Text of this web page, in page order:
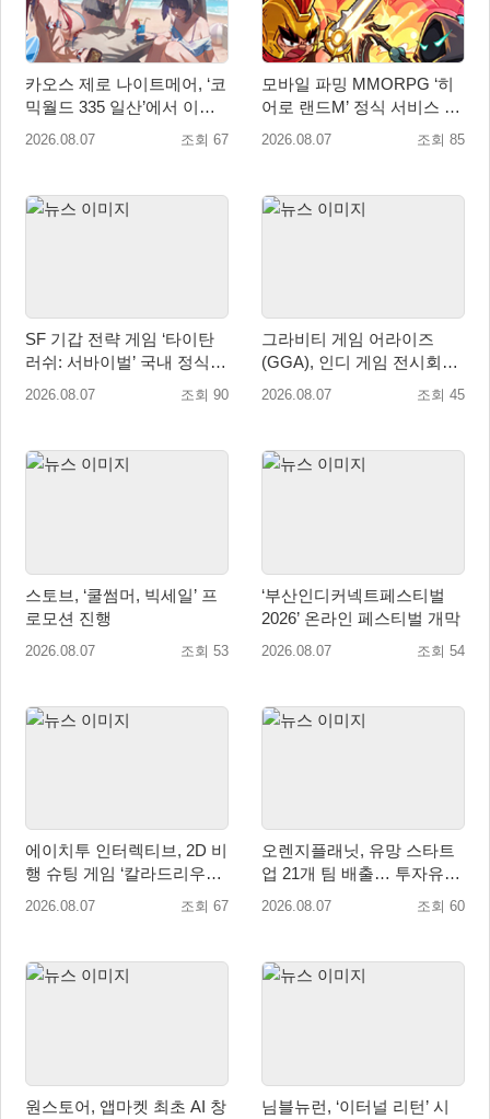
카오스 제로 나이트메어, ‘코
믹월드 335 일산’에서 이용
자 소통 예고
2026.08.07 조회 67
모바일 파밍 MMORPG ‘히
어로 랜드M’ 정식 서비스 돌
입
2026.08.07 조회 85
SF 기갑 전략 게임 ‘타이탄
러쉬: 서바이벌’ 국내 정식
출시
2026.08.07 조회 90
그라비티 게임 어라이즈
(GGA), 인디 게임 전시회
‘도쿄 게임 던전 13’ 참가!
2026.08.07 조회 45
스토브, ‘쿨썸머, 빅세일’ 프
로모션 진행
2026.08.07 조회 53
‘부산인디커넥트페스티벌
2026’ 온라인 페스티벌 개막
2026.08.07 조회 54
에이치투 인터렉티브, 2D 비
행 슈팅 게임 ‘칼라드리우스
2/다크 엘레멘트’ 올 겨울 전
2026.08.07 조회 67
오렌지플래닛, 유망 스타트
업 21개 팀 배출… 투자유치∙
매출성장 성과 눈길
2026.08.07 조회 60
원스토어, 앱마켓 최초 AI 창
님블뉴런, ‘이터널 리턴’ 시